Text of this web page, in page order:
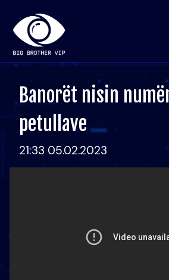
Banorët nisin
petullave
21:33 05.02.2023